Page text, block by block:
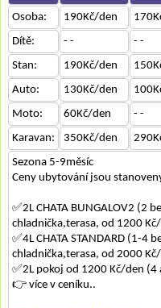
Osoba:
190Kč/den
Dítě:
- - - -
Stan:
190Kč/den
Auto:
130Kč/den
Moto:
60Kč/den - -
Karavan:
350Kč/den
Sezona 5-9měsíc
Ceny ubytování jsou
✅2L CHATA BUNGALOV2 (2
chladnička,terasa, od 1200
✅4L CHATA STANDARD (1-4
chladnička,terasa, od 2000
✅2L pokoj od 1200 Kč/den (4
👉 více v ceníku..